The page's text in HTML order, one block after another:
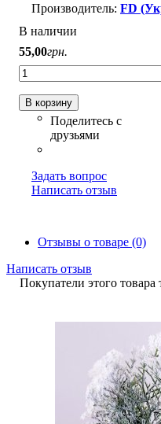
FD
В наличии
55,00грн.
В корзину
Задать вопрос
Написать отзыв
Отзывы о товаре (0)
Написать отзыв
Покупатели этого